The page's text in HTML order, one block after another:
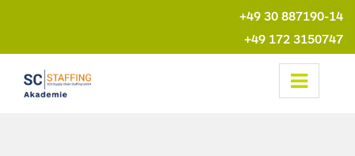
+49 30 887190-14
+49 172 3150747